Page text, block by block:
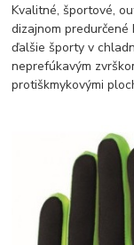
Kvalitné, športové,
dizajnom
ďalšie športy v
neprefúkavým
protiškmykovými